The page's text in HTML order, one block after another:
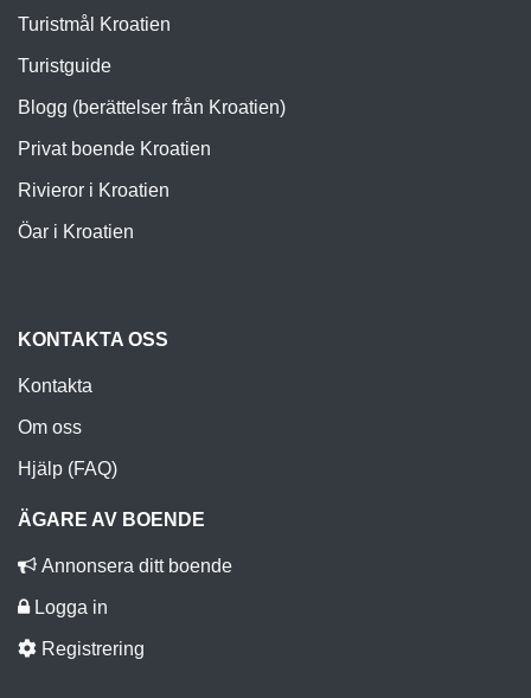
Turistmål Kroatien
Turistguide
Blogg (berättelser från Kroatien)
Privat boende Kroatien
Rivieror i Kroatien
Öar i Kroatien
KONTAKTA OSS
Kontakta
Om oss
Hjälp (FAQ)
ÄGARE AV BOENDE
Annonsera ditt boende
Logga in
Registrering